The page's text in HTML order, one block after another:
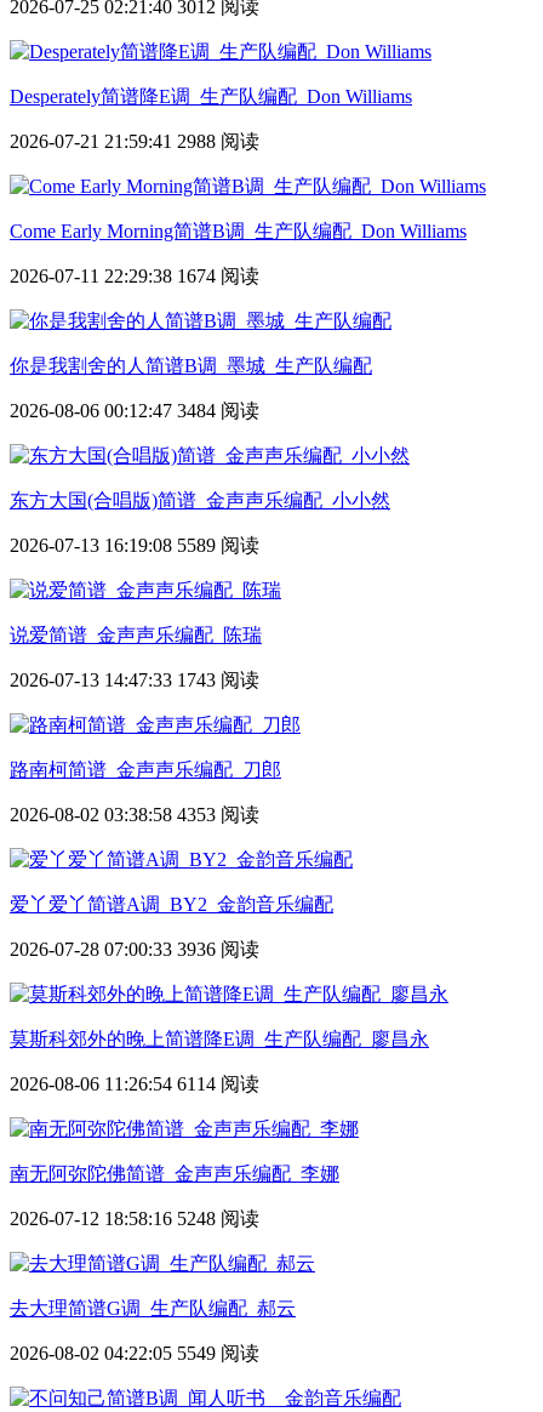
2026-07-25 02:21:40 3012 阅读
Desperately简谱降E调_生产队编配_Don Williams
2026-07-21 21:59:41 2988 阅读
Come Early Morning简谱B调_生产队编配_Don Williams
2026-07-11 22:29:38 1674 阅读
你是我割舍的人简谱B调_墨城_生产队编配
2026-08-06 00:12:47 3484 阅读
东方大国(合唱版)简谱_金声声乐编配_小小然
2026-07-13 16:19:08 5589 阅读
说爱简谱_金声声乐编配_陈瑞
2026-07-13 14:47:33 1743 阅读
路南柯简谱_金声声乐编配_刀郎
2026-08-02 03:38:58 4353 阅读
爱丫爱丫简谱A调_BY2_金韵音乐编配
2026-07-28 07:00:33 3936 阅读
莫斯科郊外的晚上简谱降E调_生产队编配_廖昌永
2026-08-06 11:26:54 6114 阅读
南无阿弥陀佛简谱_金声声乐编配_李娜
2026-07-12 18:58:16 5248 阅读
去大理简谱G调_生产队编配_郝云
2026-08-02 04:22:05 5549 阅读